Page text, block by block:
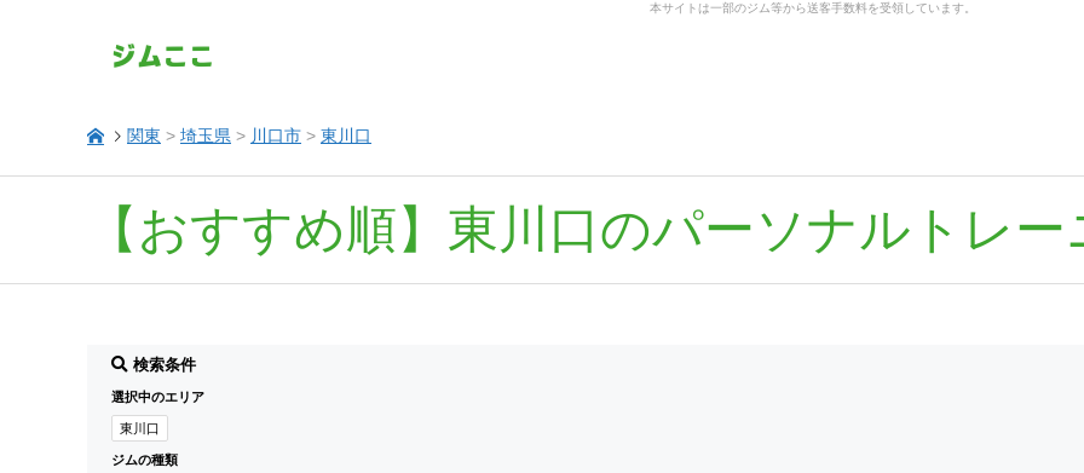
本サイトは一部のジム等から送客手数料を受領しています。
関東 > 埼玉県 > 川口市 > 東川口
【おすすめ順】東川口のパーソナルトレ
検索条件
選択中のエリア
東川口
ジムの種類